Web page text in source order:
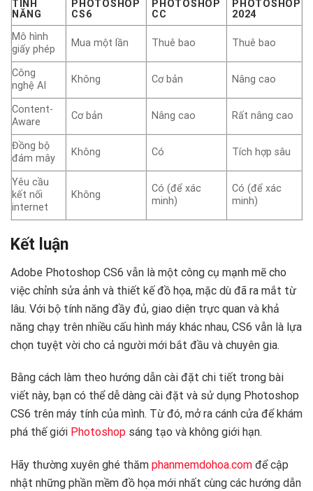
TÍNH
NĂNG
PHOTOSHOP
CS6
PHOTOSHOP
CC
PHOTOSHOP
2024
Mô hình
giấy phép
Mua một lần Thuê bao Thuê bao
Công
nghệ AI
Không Cơ bản Nâng cao
Content-
Aware
Cơ bản Nâng cao Rất nâng cao
Đồng bộ
đám mây
Không Có Tích hợp sâu
Yêu cầu
kết nối
internet
Không
Có (để xác
minh)
Có (để xác
minh)
Kết luận
Adobe Photoshop CS6 vẫn là một công cụ mạnh mẽ cho
việc chỉnh sửa ảnh và thiết kế đồ họa, mặc dù đã ra mắt từ
lâu. Với bộ tính năng đầy đủ, giao diện trực quan và khả
năng chạy trên nhiều cấu hình máy khác nhau, CS6 vẫn là lựa
chọn tuyệt vời cho cả người mới bắt đầu và chuyên gia.
Bằng cách làm theo hướng dẫn cài đặt chi tiết trong bài
viết này, bạn có thể dễ dàng cài đặt và sử dụng Photoshop
CS6 trên máy tính của mình. Từ đó, mở ra cánh cửa để khám
phá thế giới Photoshop sáng tạo và không giới hạn.
Hãy thường xuyên ghé thăm phanmemdohoa.com để cập
nhật những phần mềm đồ họa mới nhất cùng các hướng dẫn